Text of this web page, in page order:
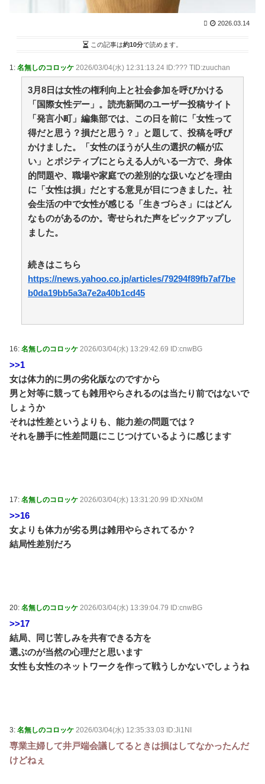
無人島で母親が恋しくなったので女の子たちがママに
TOKIO～光を求めて～ 二部 第１２３話 / まとめる
Z NEW! (8/9 13:04)
36歳の彼女と結婚したいのに、家族が猛反対。家族か
ら信じられない言葉が飛び出した… 他 / 2chnaviヘッド
ライン (12/24 07:00)
Powered by livedoor 相互RSS
小さなすれ違いが、夫を追い詰めていく
ヨーロッパが右翼政党の党員から銀行口座を作る権利
を剥奪、そのせいで皮肉すぎる展開に突入しており……
/ anaguro - 総合 NEW! (8/9 13:40)
【今はやってない】審判への性接待疑惑…大韓サッカ
ー協会が声明「現在は一切発生していない」 / anaguro -
総合 NEW!
ング！！【GIF動画あり】 / anaguro - 総合
【悲報】ケニアのスイカ、あまりにも薄過ぎるwww /
5chまとめMAP(総合) NEW! (8/9 13:21)
『サンジャポ』山崎怜奈、突然「妊娠」だけ公表した
理由を語る / 5chまとめMAP(総合)
学がございます、僕は落ちましたので」 / 5chまとめ
MAP(総合) NEW! (8/9 12:45)
【画像】GANTZの絶望シーン、ここで決まるｗｗｗ /
5chまとめMAP(総合)
NEW! (8/9 12:45)
【日常に潜む恐怖】エリコいますか？ / おまとめアン
テナ NEW! (8/9 11:00)
【顔に異変】「明らかに違う」ドランクドラゴン塚地
の姿がやばい ※私の本音 / おまとめアンテナ
【朗報】高瀬くるみ＆浅倉樹々がランチ「ききちゃん
って呼んで？今日から友達ね！」 / おまとめアンテナ
(8/9 07:00)
2026.03.14
この記事は約10分で読めます。
1: 名無しのコロッケ 2026/03/04(水) 12:31:13.24 ID:??? TID:zuuchan
3月8日は女性の権利向上と社会参加を呼びかける
「国際女性デー」。読売新聞のユーザー投稿サイト
「発言小町」編集部では、この日を前に「女性って
得だと思う？損だと思う？」と題して、投稿を呼び
かけました。「女性のほうが人生の選択の幅が広
い」とポジティブにとらえる人がいる一方で、身体
的問題や、職場や家庭での差別的な扱いなどを理由
に「女性は損」だとする意見が目につきました。社
会生活の中で女性が感じる「生きづらさ」にはどん
なものがあるのか。寄せられた声をピックアップし
ました。
続きはこちら
https://news.yahoo.co.jp/articles/79294f89fb7af7be
b0da19bb5a3a7e2a40b1cd45
16: 名無しのコロッケ 2026/03/04(水) 13:29:42.69 ID:cnwBG
>>1
女は体力的に男の劣化版なのですから
男と対等に競っても雑用やらされるのは当たり前ではないで
しょうか
それは性差というよりも、能力差の問題では？
それを勝手に性差問題にこじつけているように感じます
17: 名無しのコロッケ 2026/03/04(水) 13:31:20.99 ID:XNx0M
>>16
女よりも体力が劣る男は雑用やらされてるか？
結局性差別だろ
20: 名無しのコロッケ 2026/03/04(水) 13:39:04.79 ID:cnwBG
>>17
結局、同じ苦しみを共有できる方を
選ぶのが当然の心理だと思います
女性も女性のネットワークを作って戦うしかないでしょうね
3: 名無しのコロッケ 2026/03/04(水) 12:35:33.03 ID:Ji1NI
専業主婦して井戸端会議してるときは損はしてなかったんだ
けどねぇ